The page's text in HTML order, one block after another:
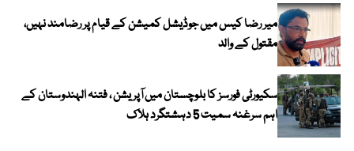
میر رضا کیس میں جوڈیشل کمیشن کے قیام پر رضامند نہیں،
مقتول کے والد
سکیورٹی فورسز کا بلوچستان میں آپریشن ، فتنہ الہندوستان کے
اہم سرغنہ سمیت 5 دہشتگرد ہلاک